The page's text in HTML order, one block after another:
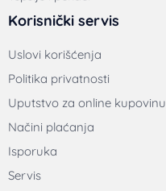
Korisnički servis
Uslovi korišćenja
Politika privatnosti
Uputstvo za online kupovinu
Načini plaćanja
Isporuka
Servis